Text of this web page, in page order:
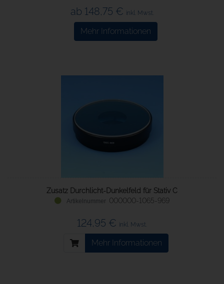
ab 148,75 € inkl. Mwst.
Mehr Informationen
Zusatz Durchlicht-Dunkelfeld für Stativ C
000000-1065-969
124,95 € inkl. Mwst.
Mehr Informationen